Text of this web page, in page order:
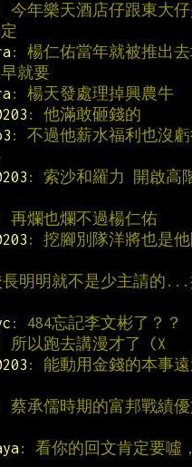
今年樂天酒店仔跟東大
: 楊仁佑當年就被推出
就要
: 楊天發處理掉興農牛
: 他滿敢砸錢的
: 不過他薪水福利也沒
: 索沙和羅力 開啟高
再爛也爛不過楊仁佑
: 挖腳別隊洋將也是
明明就不是少主請的...
: 484忘記李文彬了？？
所以跑去講漫才了 (X
: 能動用金錢的本事遠
蔡承儒時期的富邦戰績優
: 看你的回文肯定要噓